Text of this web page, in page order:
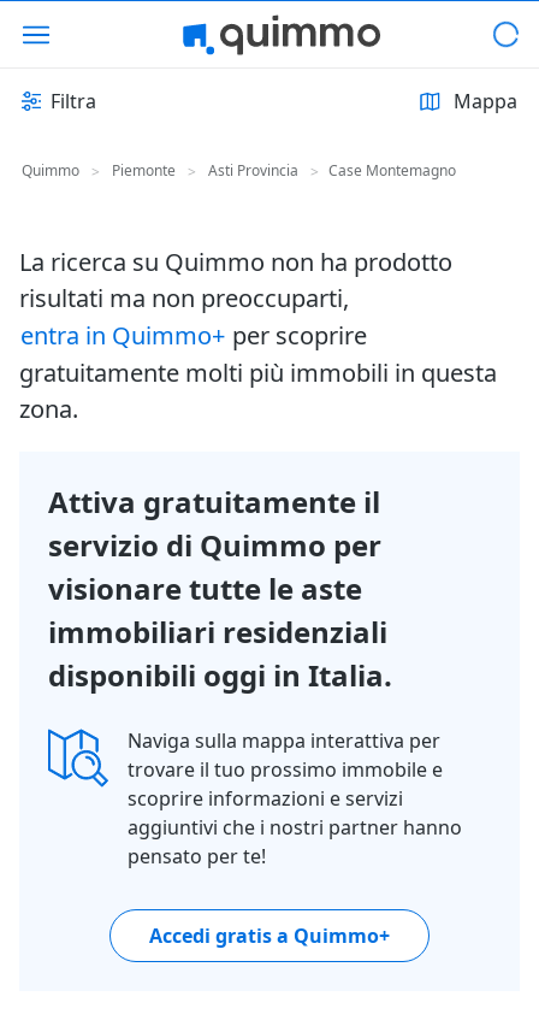
Filtra Mappa
Quimmo > Piemonte > Asti Provincia > Case Montemagno
La ricerca su Quimmo non ha prodotto
risultati ma non preoccuparti,
entra in Quimmo+ per scoprire
gratuitamente molti più immobili in questa
zona.
Attiva gratuitamente il
servizio di Quimmo per
visionare tutte le aste
immobiliari residenziali
disponibili oggi in Italia.
Naviga sulla mappa interattiva per
trovare il tuo prossimo immobile e
scoprire informazioni e servizi
aggiuntivi che i nostri partner hanno
pensato per te!
Accedi gratis a Quimmo+